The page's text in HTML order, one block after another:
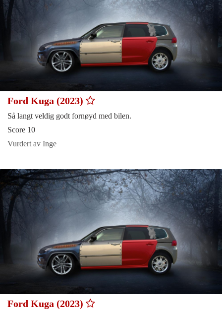
Ford Kuga (2023)
Så langt veldig godt fornøyd med bilen.
Score 10
Vurdert av Inge
Ford Kuga (2023)